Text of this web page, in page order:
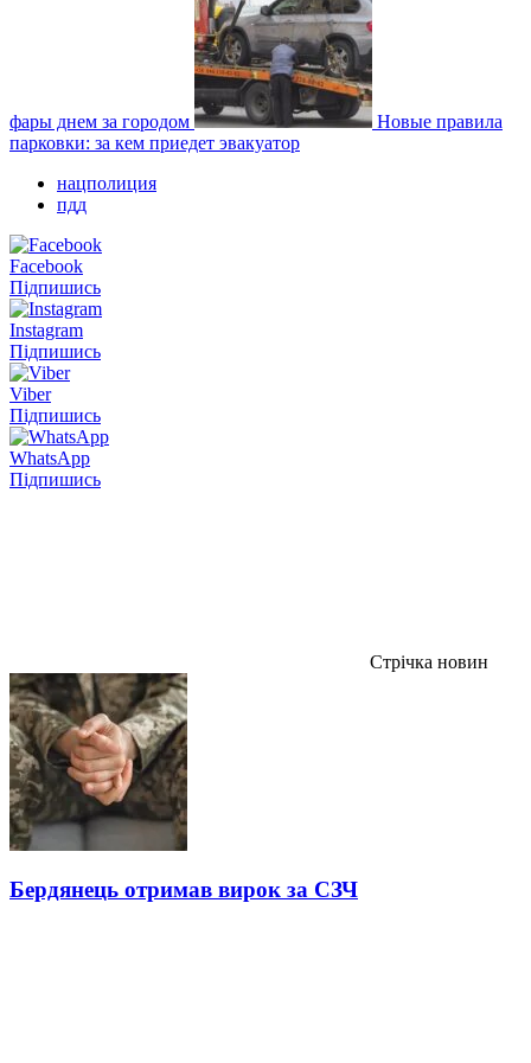
фары днем за городом
Новые правила
парковки: за кем приедет эвакуатор
нацполиция
пдд
Facebook
Підпишись
Instagram
Підпишись
Viber
Підпишись
WhatsApp
Підпишись
Стрічка новин
Бердянець отримав вирок за СЗЧ